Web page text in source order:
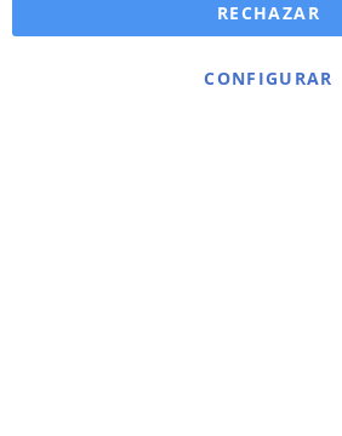
CONFIGURAR
RECHAZAR